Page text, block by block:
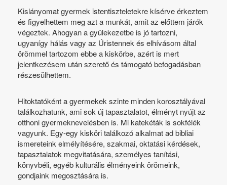
Kislányomat gyermek istentiszteletekre kísérve érkeztem
és figyelhettem meg azt a munkát, amit az előttem járók
végeztek. Ahogyan a gyülekezetbe is jó tartozni,
ugyanígy hálás vagy az Úristennek és elhívásom által
örömmel tartozom ebbe a kiskörbe, azért is mert
jelentkezésem után szerető és támogató befogadásban
részesülhettem.
Hitoktatóként a gyermekek szinte minden korosztályával
találkozhatunk, ami sok új tapasztalatot, élményt nyújt az
otthoni gyermeknevelésben is. Mi katekéták is sokfélék
vagyunk. Egy-egy kisköri találkozó alkalmat ad bibliai
ismereteink elmélyítésére, szakmai, oktatási kérdések,
tapasztalatok megvitatására, személyes tanítási,
könyvbéli, egyéb kulturális élményeink örömeink,
gondjaink megosztására is.